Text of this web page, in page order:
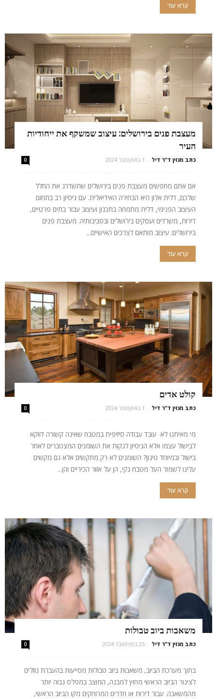
קרא עוד
מעצבת פנים בירושלים: עיצוב שמשקף את ייחודיות
העיר
כתב מגזין ד"ר דיל - 1 באוקטובר 2024 0
אם אתם מחפשים מעצבת פנים בירושלים שתשדרג את החלל
שלכם, דלית אלון היא הבחירה האידיאלית. עם ניסיון רב בתחום
העיצוב הפנימי, דלית מתמחה בתכנון ועיצוב עבור בתים פרטיים,
דירות, משרדים ועסקים בירושלים ובסביבותיה. מעצבת פנים
בירושלים: עיצוב מותאם לצרכים האישיים...
קרא עוד
קולט אדים
כתב מגזין ד"ר דיל - 1 באוקטובר 2024 0
מי מאיתנו לא עובד עבודה סיזיפית במטבח שאינה קשורה דווקא
לבישול עצמו אלא הניסיון לנקות את השומנים המצטברים לאחר
בישול ובמיוחד טיגון? השומנים לא רק מתקשים אלא גם מקשים
עלינו לשמור העל מטבח נקי, הן על אזור הכיריים והן...
קרא עוד
משאבות ביוב טבולות
כתב מגזין ד"ר דיל - 25 בספטמבר 2024 0
בתוך מערכת הביוב, משאבות ביוב טבולות מסייעות בהעברת נוזלים
לצינור הביוב הראשי מחוץ למבנה, המוצב במפלס גבוה יותר
מהמשאבה. עבור דירות או חדרים המרוחקים מקו הביוב הראשי,